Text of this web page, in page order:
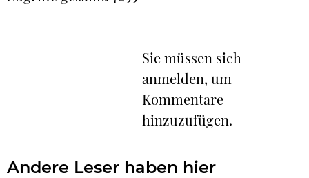
Sie müssen sich
anmelden, um
Kommentare
hinzuzufügen.
Andere Leser haben hier